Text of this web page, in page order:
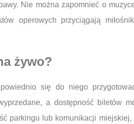
Nie można zapomnieć o
operowych przyciągają
żywo?
się do niego
a dostępność biletów
parkingu lub komunikacji